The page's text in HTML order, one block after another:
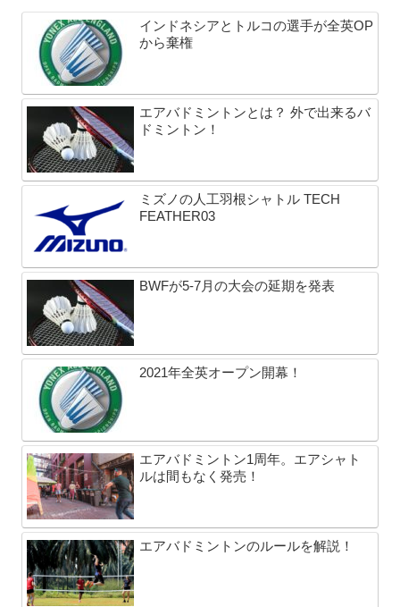
インドネシアとトルコの選手が全英OP
から棄権
エアバドミントンとは？ 外で出来るバ
ドミントン！
ミズノの人工羽根シャトル TECH
FEATHER03
BWFが5-7月の大会の延期を発表
2021年全英オープン開幕！
エアバドミントン1周年。エアシャト
ルは間もなく発売！
エアバドミントンのルールを解説！